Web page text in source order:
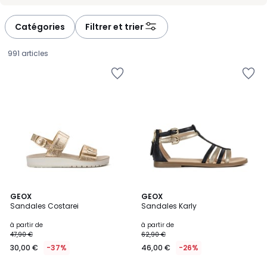
Catégories Filtrer et trier
991 articles
GEOX
Sandales Costarei
Prix
à
partir
à partir de
47,90 €
30,00 € -37%
5
/
2
Couleurs
GEOX
Sandales Karly
à partir de
62,90 €
46,00 € -26%
5
/